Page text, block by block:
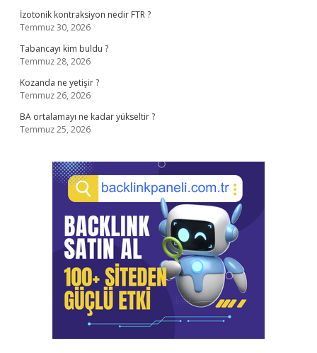
İzotonik kontraksiyon nedir FTR ?
Temmuz 30, 2026
Tabancayı kim buldu ?
Temmuz 28, 2026
Kozanda ne yetişir ?
Temmuz 26, 2026
BA ortalamayı ne kadar yükseltir ?
Temmuz 25, 2026